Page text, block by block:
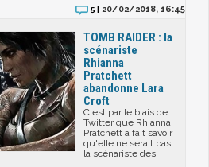
5 |20/02/2018, 16:45
TOMB RAIDER : la
scénariste
Rhianna
Pratchett
abandonne Lara
Croft
C'est par le biais de
Twitter que Rhianna
Pratchett a fait savoir
qu'elle ne serait pas
la scénariste des